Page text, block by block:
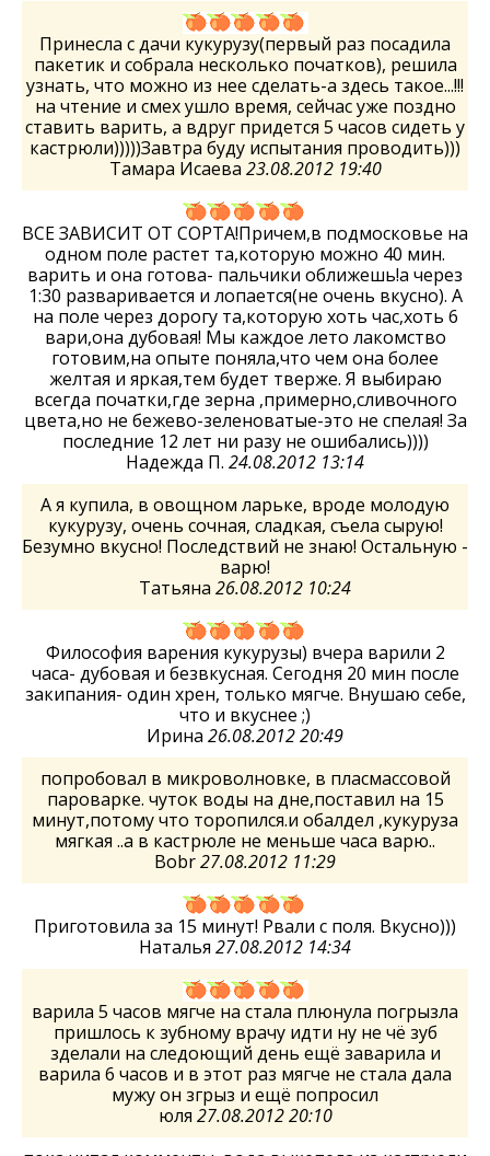
Принесла с дачи кукурузу(первый раз посадила
пакетик и собрала несколько початков), решила
узнать, что можно из нее сделать-а здесь такое...!!!
на чтение и смех ушло время, сейчас уже поздно
ставить варить, а вдруг придется 5 часов сидеть у
кастрюли)))))Завтра буду испытания проводить)))
Тамара Исаева 23.08.2012 19:40
ВСЕ ЗАВИСИТ ОТ СОРТА!Причем,в подмосковье на
одном поле растет та,которую можно 40 мин.
варить и она готова- пальчики оближешь!а через
1:30 разваривается и лопается(не очень вкусно). А
на поле через дорогу та,которую хоть час,хоть 6
вари,она дубовая! Мы каждое лето лакомство
готовим,на опыте поняла,что чем она более
желтая и яркая,тем будет тверже. Я выбираю
всегда початки,где зерна ,примерно,сливочного
цвета,но не бежево-зеленоватые-это не спелая! За
последние 12 лет ни разу не ошибались))))
Надежда П. 24.08.2012 13:14
А я купила, в овощном ларьке, вроде молодую
кукурузу, очень сочная, сладкая, съела сырую!
Безумно вкусно! Последствий не знаю! Остальную -
варю!
Татьяна 26.08.2012 10:24
Философия варения кукурузы) вчера варили 2
часа- дубовая и безвкусная. Сегодня 20 мин после
закипания- один хрен, только мягче. Внушаю себе,
что и вкуснее ;)
Ирина 26.08.2012 20:49
попробовал в микроволновке, в пласмассовой
пароварке. чуток воды на дне,поставил на 15
минут,потому что торопился.и обалдел ,кукуруза
мягкая ..а в кастрюле не меньше часа варю..
Bobr27.08.2012 11:29
Приготовила за 15 минут! Рвали с поля. Вкусно)))
Наталья 27.08.2012 14:34
варила 5 часов мягче на стала плюнула погрызла
пришлось к зубному врачу идти ну не чё зуб
зделали на следоющий день ещё заварила и
варила 6 часов и в этот раз мягче не стала дала
мужу он згрыз и ещё попросил
юля 27.08.2012 20:10